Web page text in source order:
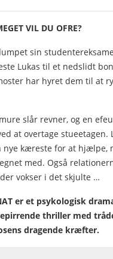
VIL DU OFRE?
sin
Lukas til et nedslidt
har hyret dem til at
slår revner, og en
at overtage stueetagen.
nye kæreste for at hjælpe,
med. Også
vokser i det skjulte …
er et psykologisk
thriller med
dragende kræfter.